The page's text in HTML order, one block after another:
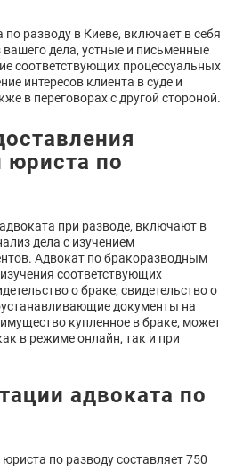
разводу в Киеве, включает в себя
дела, устные и письменные
соответствующих процессуальных
интересов клиента в суде и
в переговорах с другой стороной.
юриста по
при разводе, включают в
дела с изучением
Адвокат по бракоразводным
соответствующих
о браке, свидетельство о
документы на
купленное в браке, может
в режиме онлайн, так и при
адвоката по
по разводу составляет 750